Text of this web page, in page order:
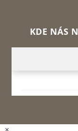
KDE NÁS